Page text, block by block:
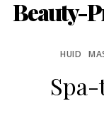
Beauty-
HUID